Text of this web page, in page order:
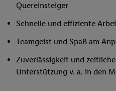
Quereinsteiger
Schnelle und effiziente
Teamgeist und Spaß am
Zuverlässigkeit und
Unterstützung v. a. in den